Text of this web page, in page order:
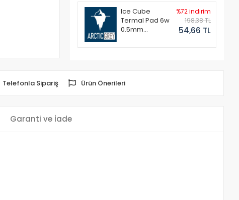
Ice Cube
Termal Pad 6w
0.5mm
%72 indirim
198,38 TL
54,66 TL
Telefonla Sipariş Ürün Önerileri
Garanti ve İade